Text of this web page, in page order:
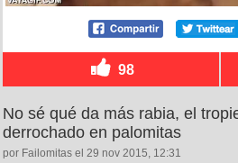
98
No sé qué da más rabia, el
derrochado en palomitas
por Failomitas el 29 nov 2015, 12:31